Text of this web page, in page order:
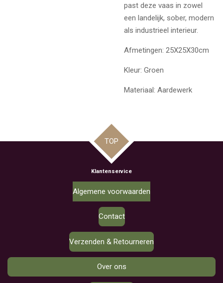
past deze vaas in zowel
een landelijk, sober, modern
als industrieel interieur.
Afmetingen: 25X25X30cm
Kleur: Groen
Materiaal: Aardewerk
TOP
Klantenservice
Algemene voorwaarden
Contact
Verzenden & Retourneren
Over ons